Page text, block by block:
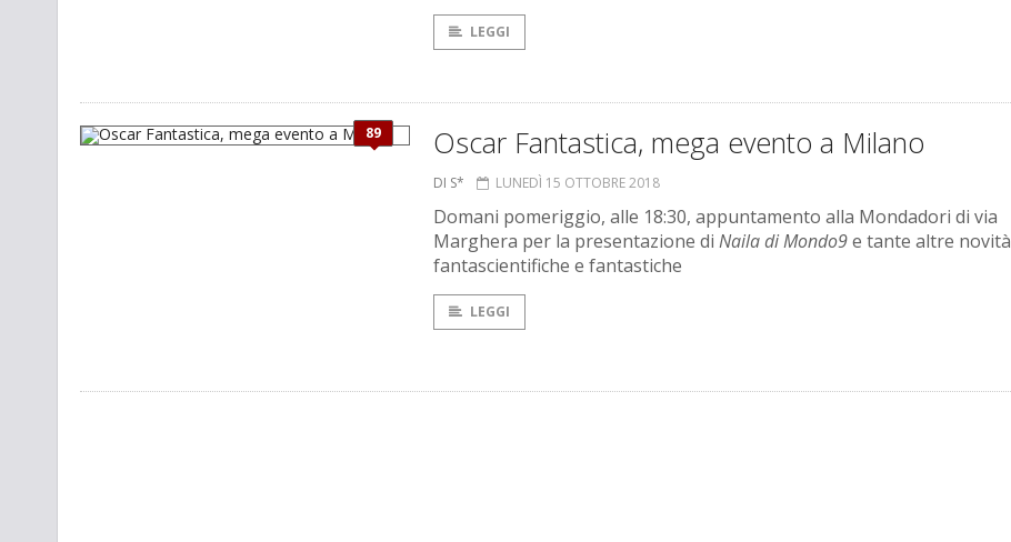
LEGGI
89 Oscar Fantastica, mega evento a Milano
DI S* LUNEDÌ 15 OTTOBRE 2018
Domani pomeriggio, alle 18:30, appuntamento alla Mondadori di via
Marghera per la presentazione di Naila di Mondo9e tante altre novità
fantascientifiche e fantastiche
LEGGI